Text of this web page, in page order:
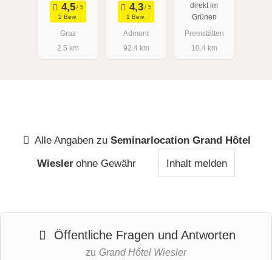
2 Bew.
Graz
2.5 km
1 Bew.
Admont
92.4 km
direkt im
Grünen
Premstätten
10.4 km
Alle Angaben zuSeminarlocation Grand Hôtel
Wiesler ohne Gewähr Inhalt melden
Öffentliche Fragen und Antworten
zu Grand Hôtel Wiesler